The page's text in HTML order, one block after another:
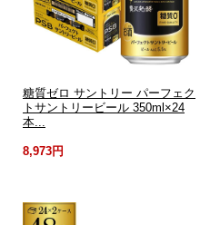
糖質ゼロ サントリー パーフェク
トサントリービール 350ml×24
本...
8,973円